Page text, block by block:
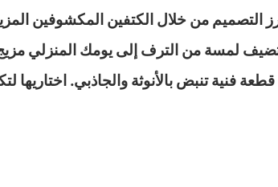
التصميم من خلال الكتفين المكشوفين
لمسة من الترف إلى يومك المنزلي
فنية تنبض بالأنوثة والجاذبي.